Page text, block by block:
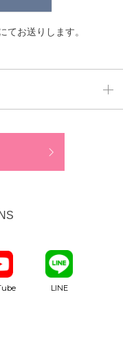
てお送りします。
LINE